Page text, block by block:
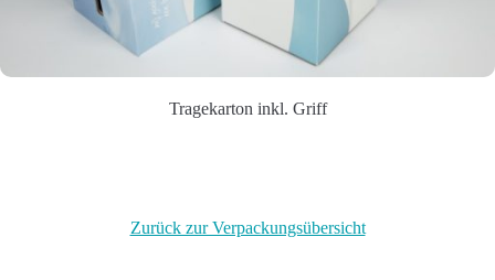
Tragekarton inkl. Griff
Zurück zur Verpackungsübersicht